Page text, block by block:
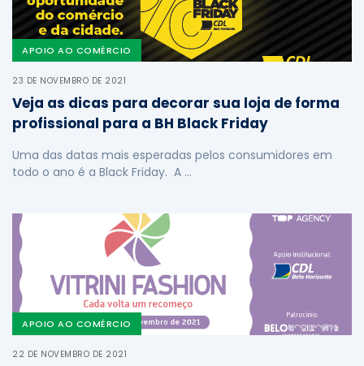
APOIO AO COMÉRCIO
23 DE NOVEMBRO DE 2021
Veja as dicas para decorar sua loja de forma
profissional para a BH Black Friday
Uma das datas mais esperadas pelos consumidores em
todo o ano é a Black Friday. A …
APOIO AO COMÉRCIO
22 DE NOVEMBRO DE 2021